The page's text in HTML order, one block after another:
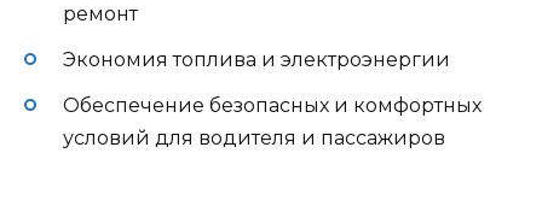
ремонт
Экономия топлива и электроэнергии
Обеспечение безопасных и комфортных
условий для водителя и пассажиров